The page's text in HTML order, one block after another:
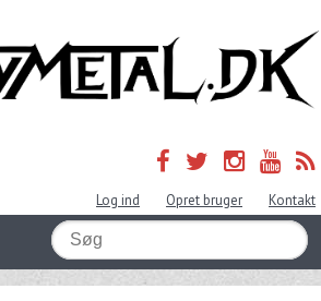
Log ind Opret bruger Kontakt